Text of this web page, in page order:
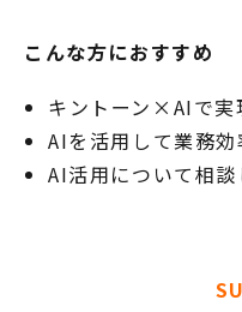
こんな方におすすめ
キントーン×AIで実
AIを活用して業務
AI活用について相